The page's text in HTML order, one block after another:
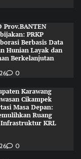
Prov.BANTEN
PRKP
Berbasis Data
Hunian Layak dan
Berkelanjutan
0
Karawang
Cikampek
Masa Depan:
Ruang
KRL
0